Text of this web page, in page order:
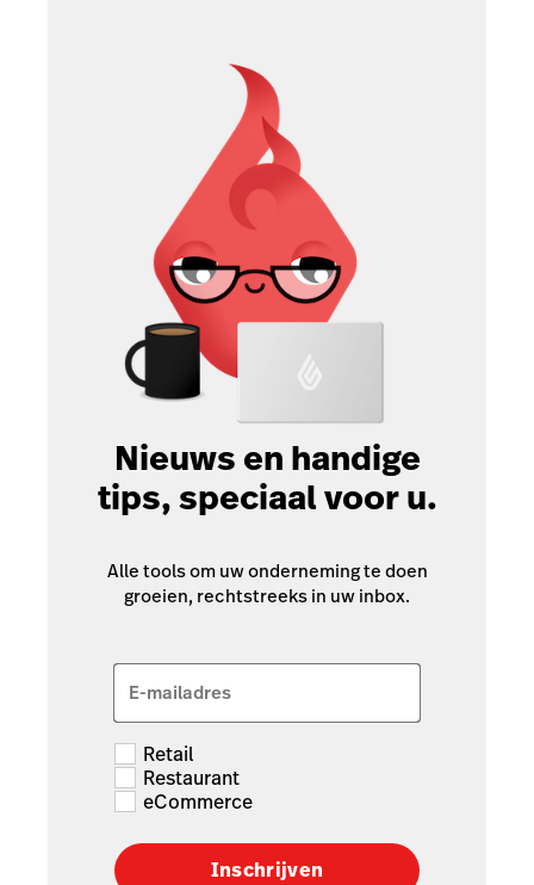
Nieuws en handige
tips, speciaal voor u.
Alle tools om uw onderneming te doen
groeien, rechtstreeks in uw inbox.
E-mailadres
Retail
Restaurant
eCommerce
Inschrijven